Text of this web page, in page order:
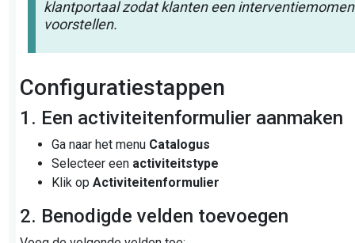
klantportaal zodat klanten een
voorstellen.
Configuratiestappen
1. Een activiteitenformulier aanmaken
Ga naar het menu Catalogus
Selecteer een activiteitstype
Klik opActiviteitenformulier
2. Benodigde velden toevoegen